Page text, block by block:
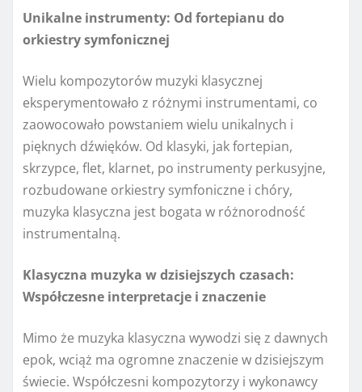
Unikalne instrumenty: Od fortepianu do
orkiestry symfonicznej
Wielu kompozytorów muzyki klasycznej
eksperymentowało z różnymi instrumentami, co
zaowocowało powstaniem wielu unikalnych i
pięknych dźwięków. Od klasyki, jak fortepian,
skrzypce, flet, klarnet, po instrumenty perkusyjne,
rozbudowane orkiestry symfoniczne i chóry,
muzyka klasyczna jest bogata w różnorodność
instrumentalną.
Klasyczna muzyka w dzisiejszych czasach:
Współczesne interpretacje i znaczenie
Mimo że muzyka klasyczna wywodzi się z dawnych
epok, wciąż ma ogromne znaczenie w dzisiejszym
świecie. Współczesni kompozytorzy i wykonawcy